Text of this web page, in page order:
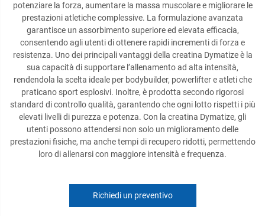
potenziare la forza, aumentare la massa muscolare e migliorare le
prestazioni atletiche complessive. La formulazione avanzata
garantisce un assorbimento superiore ed elevata efficacia,
consentendo agli utenti di ottenere rapidi incrementi di forza e
resistenza. Uno dei principali vantaggi della creatina Dymatize è la
sua capacità di supportare l’allenamento ad alta intensità,
rendendola la scelta ideale per bodybuilder, powerlifter e atleti che
praticano sport esplosivi. Inoltre, è prodotta secondo rigorosi
standard di controllo qualità, garantendo che ogni lotto rispetti i più
elevati livelli di purezza e potenza. Con la creatina Dymatize, gli
utenti possono attendersi non solo un miglioramento delle
prestazioni fisiche, ma anche tempi di recupero ridotti, permettendo
loro di allenarsi con maggiore intensità e frequenza.
Richiedi un preventivo